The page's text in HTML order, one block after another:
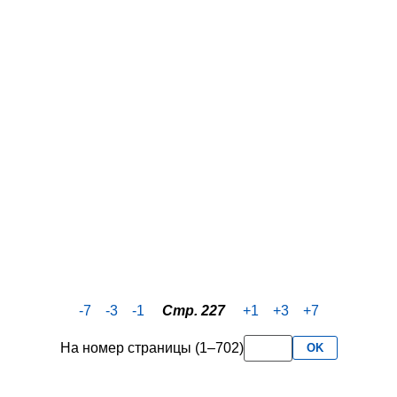
-7 -3 -1 Стр. 227 +1 +3 +7
На номер страницы (1–702) OK